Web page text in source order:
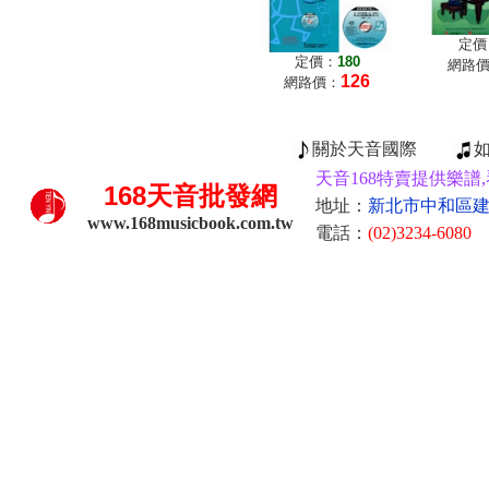
定價： 180
網路價： 126
定
網路
關於天音國際
168天音批發網
www.168musicbook.com.tw
天音168特賣提供樂
地址： 新北市中和區
電話： (02)3234-6080